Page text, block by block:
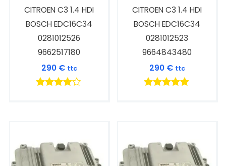
CITROEN C3 1.4 HDI
BOSCH EDC16C34
0281012526
9662517180
290 € ttc
CITROEN C3 1.4 HDI
BOSCH EDC16C34
0281012523
9664843480
290 € ttc